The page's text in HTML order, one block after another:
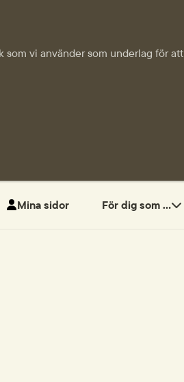
vi använder som underlag för att
Mina sidor För dig som ...